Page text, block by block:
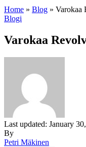
Home » Blog » Varokaa
Blogi
Varokaa
Last updated: January
By
Petri Mäkinen